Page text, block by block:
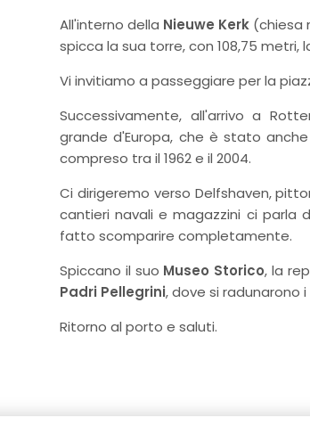
All'interno della Nieuwe Kerk (chiesa
spicca la sua torre, con 108,75 metri,
Vi invitiamo a passeggiare per la
Successivamente, all'arrivo a
grande d'Europa, che è stato
compreso tra il 1962 e il 2004.
Ci dirigeremo verso Delfshaven,
cantieri navali e magazzini ci parla
fatto scomparire completamente.
Spiccano il suo Museo Storico, la
Padri Pellegrini, dove si radunarono
Ritorno al porto e saluti.